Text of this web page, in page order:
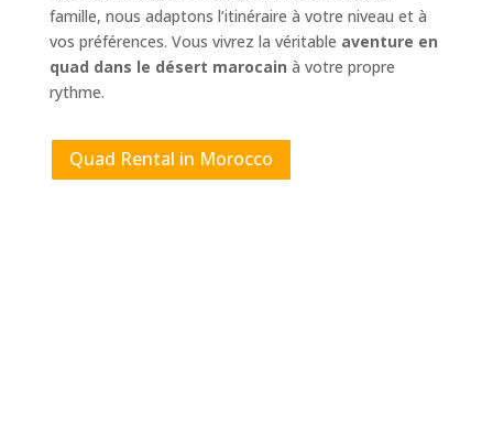
famille, nous adaptons l’itinéraire à votre niveau et à
vos préférences. Vous vivrez la véritable aventure en
quad dans le désert marocain à votre propre
rythme.
Quad Rental in Morocco